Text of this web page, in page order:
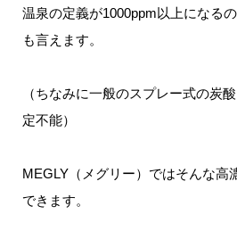
温泉の定義が1000ppm以上になるの
も言えます。
（ちなみに一般のスプレー式の炭
定不能）
MEGLY（メグリー）ではそんな高
できます。